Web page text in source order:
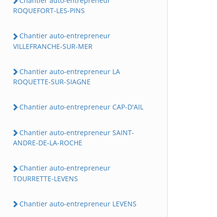
ROQUEFORT-LES-PINS
Chantier auto-entrepreneur
VILLEFRANCHE-SUR-MER
Chantier auto-entrepreneur LA
ROQUETTE-SUR-SIAGNE
Chantier auto-entrepreneur CAP-D'AIL
Chantier auto-entrepreneur SAINT-
ANDRE-DE-LA-ROCHE
Chantier auto-entrepreneur
TOURRETTE-LEVENS
Chantier auto-entrepreneur LEVENS